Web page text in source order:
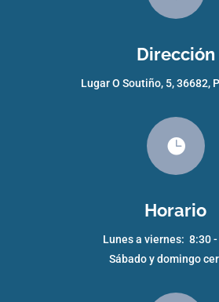
Dirección
Lugar O Soutiño, 5, 36682,

Horario
Lunes a viernes: 8:30
Sábado y domingo